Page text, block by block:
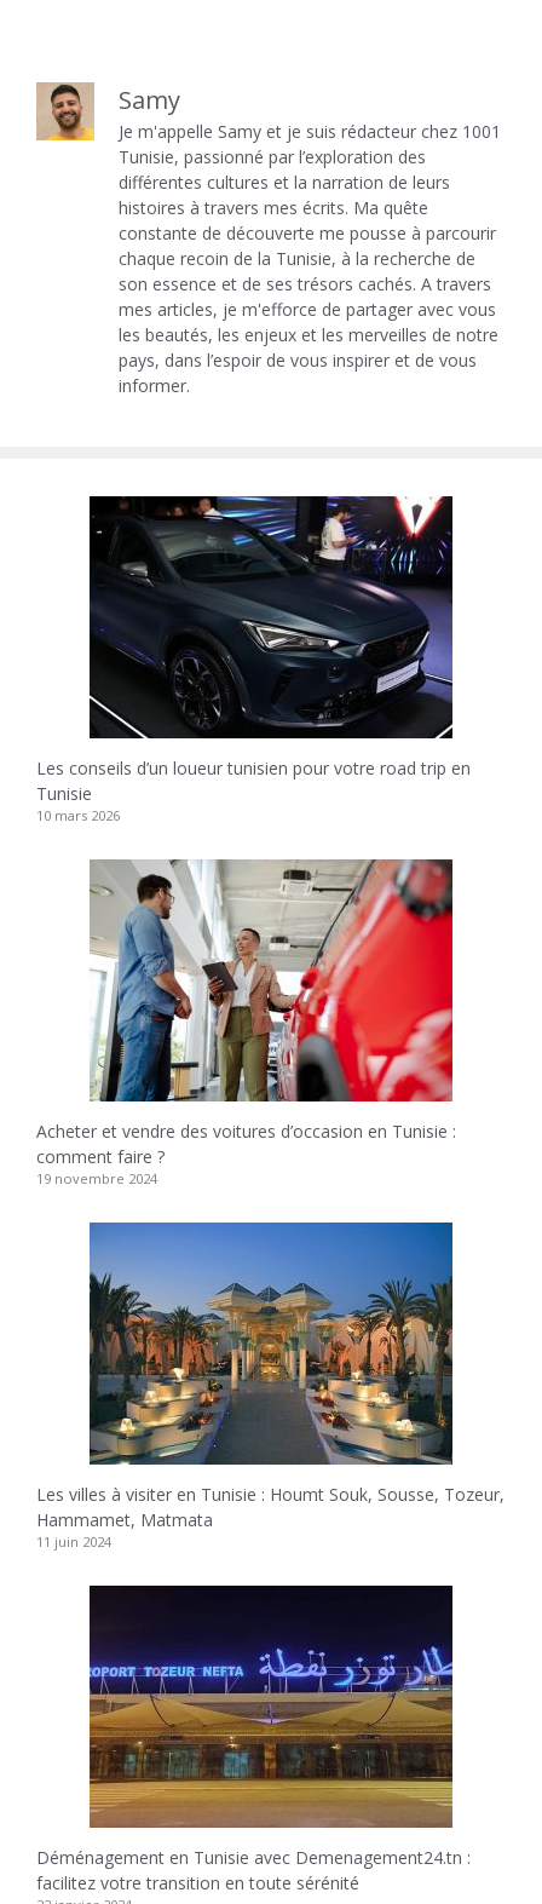
Samy
Je m'appelle Samy et je suis rédacteur chez 1001
Tunisie, passionné par l’exploration des
différentes cultures et la narration de leurs
histoires à travers mes écrits. Ma quête
constante de découverte me pousse à parcourir
chaque recoin de la Tunisie, à la recherche de
son essence et de ses trésors cachés. A travers
mes articles, je m'efforce de partager avec vous
les beautés, les enjeux et les merveilles de notre
pays, dans l’espoir de vous inspirer et de vous
informer.
Les conseils d’un loueur tunisien pour votre road trip en
Tunisie
10 mars 2026
Acheter et vendre des voitures d’occasion en Tunisie :
comment faire ?
19 novembre 2024
Les villes à visiter en Tunisie : Houmt Souk, Sousse, Tozeur,
Hammamet, Matmata
11 juin 2024
Déménagement en Tunisie avec Demenagement24.tn :
facilitez votre transition en toute sérénité